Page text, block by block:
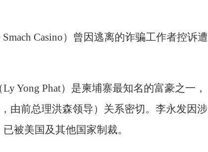
Casino）曾因逃离的诈骗工作者控诉遭
Yong Phat）是柬埔寨最知名的富豪之一，
由前总理洪森领导）关系密切。李永发因涉
被美国及其他国家制裁。